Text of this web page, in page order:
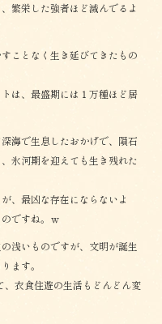
繁栄した強者ほど滅んでるよ
ことなく生き延びてきたもの
は、最盛期には１万種ほど居
海で生息したおかげで、隕石
氷河期を迎えても生き残れた
、最凶な存在にならないよ
ですね。ｗ
浅いものですが、文明が誕生
ます。
衣食住遊の生活もどんどん変